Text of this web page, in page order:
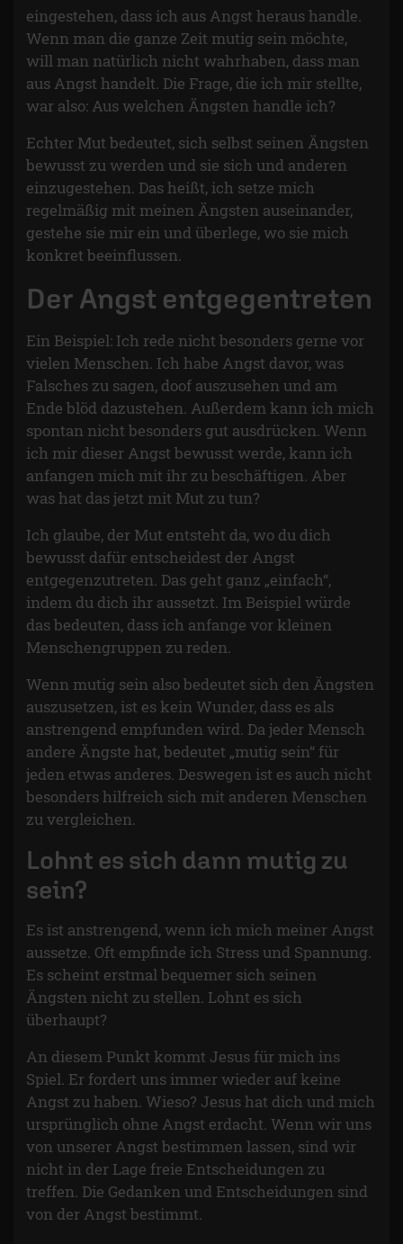
eingestehen, dass ich aus Angst heraus handle.
Wenn man die ganze Zeit mutig sein möchte,
will man natürlich nicht wahrhaben, dass man
aus Angst handelt. Die Frage, die ich mir stellte,
war also: Aus welchen Ängsten handle ich?
Echter Mut bedeutet, sich selbst seinen Ängsten
bewusst zu werden und sie sich und anderen
einzugestehen. Das heißt, ich setze mich
regelmäßig mit meinen Ängsten auseinander,
gestehe sie mir ein und überlege, wo sie mich
konkret beeinflussen.
Der Angst entgegentreten
Ein Beispiel: Ich rede nicht besonders gerne vor
vielen Menschen. Ich habe Angst davor, was
Falsches zu sagen, doof auszusehen und am
Ende blöd dazustehen. Außerdem kann ich mich
spontan nicht besonders gut ausdrücken. Wenn
ich mir dieser Angst bewusst werde, kann ich
anfangen mich mit ihr zu beschäftigen. Aber
was hat das jetzt mit Mut zu tun?
Ich glaube, der Mut entsteht da, wo du dich
bewusst dafür entscheidest der Angst
entgegenzutreten. Das geht ganz „einfach“,
indem du dich ihr aussetzt. Im Beispiel würde
das bedeuten, dass ich anfange vor kleinen
Menschengruppen zu reden.
Wenn mutig sein also bedeutet sich den Ängsten
auszusetzen, ist es kein Wunder, dass es als
anstrengend empfunden wird. Da jeder Mensch
andere Ängste hat, bedeutet „mutig sein“ für
jeden etwas anderes. Deswegen ist es auch nicht
besonders hilfreich sich mit anderen Menschen
zu vergleichen.
Lohnt es sich dann mutig zu
sein?
Es ist anstrengend, wenn ich mich meiner Angst
aussetze. Oft empfinde ich Stress und Spannung.
Es scheint erstmal bequemer sich seinen
Ängsten nicht zu stellen. Lohnt es sich
überhaupt?
An diesem Punkt kommt Jesus für mich ins
Spiel. Er fordert uns immer wieder auf keine
Angst zu haben. Wieso? Jesus hat dich und mich
ursprünglich ohne Angst erdacht. Wenn wir uns
von unserer Angst bestimmen lassen, sind wir
nicht in der Lage freie Entscheidungen zu
treffen. Die Gedanken und Entscheidungen sind
von der Angst bestimmt.